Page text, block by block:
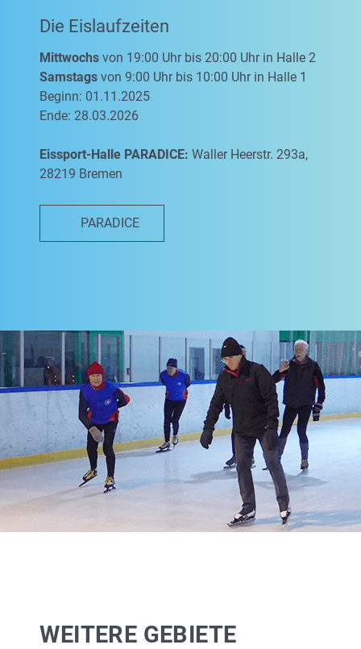
Die Eislaufzeiten
Mittwochs von 19:00 Uhr bis 20:00 Uhr in Halle 2
Samstags von 9:00 Uhr bis 10:00 Uhr in Halle 1
Beginn: 01.11.2025
Ende: 28.03.2026
Eissport-Halle PARADICE: Waller Heerstr. 293a,
28219 Bremen
PARADICE
WEITERE GEBIETE